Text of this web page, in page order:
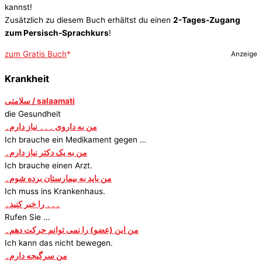
kannst!
Zusätzlich zu diesem Buch erhältst du einen 2-Tages-Zugang
zum Persisch-Sprachkurs!
Anzeige
zum Gratis Buch
Krankheit
سلامتی / salaamati
die Gesundheit
من به داروی ۔۔۔ نیاز دارم۔
Ich brauche ein Medikament gegen …
من به یک دکتر نیاز دارم۔
Ich brauche einen Arzt.
من باید به بیمارستان برده شوم۔
Ich muss ins Krankenhaus.
۔۔۔ را خبر کنید۔
Rufen Sie …
من این (عضو) را نمی توانم حرکت دهم۔
Ich kann das nicht bewegen.
من سرگیجه دارم۔